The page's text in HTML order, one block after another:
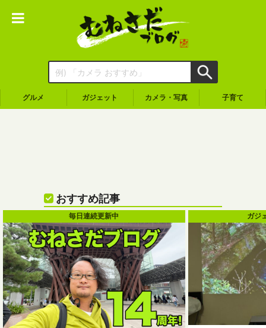
グルメ ガジェット カメラ・写真 子育て
おすすめ記事
毎日連続更新中 ガジ